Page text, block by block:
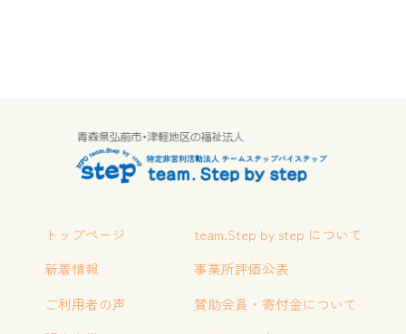
トップページ
新着情報
ご利用者の声
team.Step by step について
事業所評価公表
賛助会員・寄付金について